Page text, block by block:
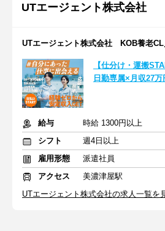
UTエージェント株式会社
UTエージェント株式会社 KOB養老CL
【仕分け・運搬
日勤専属×月収27
給与
時給 1300円以上
シフト
週4日以上
雇用形態
派遣社員
アクセス
美濃津屋駅
UTエージェント株式会社の求人一覧を